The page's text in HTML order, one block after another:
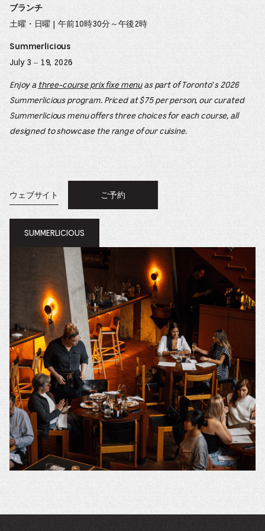
ブランチ
土曜・日曜 | 午前10時30分～午後2時
Summerlicious
July 3 – 19, 2026
Enjoy a three-course prix fixe menuas part of Toronto’s 2026
Summerlicious program. Priced at $75 per person, our curated
Summerlicious menu offers three choices for each course, all
designed to showcase the range of our cuisine.
ウェブサイト
OPENS
IN
WINDOW.
ご予約
い
ウ
ド
ウ
が
開
き
ま
す。
SUMMERLICIOUS
NEW
WINDOW.